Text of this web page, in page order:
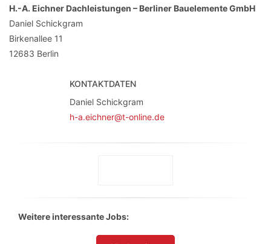
H.-A. Eichner Dachleistungen – Berliner Bauelemente GmbH
Daniel Schickgram
Birkenallee 11
12683 Berlin
KONTAKTDATEN
Daniel Schickgram
h-a.eichner@t-online.de
Weitere interessante Jobs: